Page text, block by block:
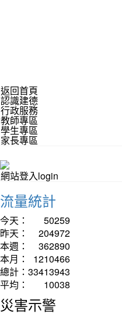
返回首頁
認識建德
行政服務
教師專區
學生專區
家長專區
網站登入login
流量統計
今天：
50259
昨天：
204972
本週：
362890
本月：
1210466
總計： 33413943
平均：
10038
災害示警